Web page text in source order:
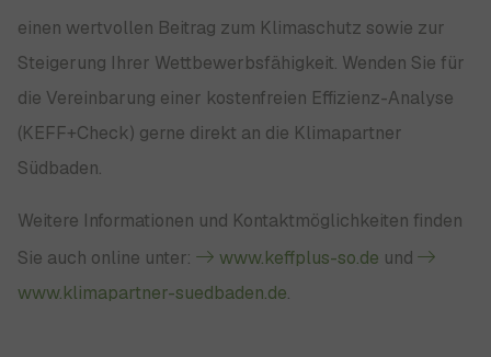
einen wertvollen Beitrag zum Klimaschutz sowie zur
Steigerung Ihrer Wettbewerbsfähigkeit. Wenden Sie für
die Vereinbarung einer kostenfreien Effizienz-Analyse
(KEFF+Check) gerne direkt an die Klimapartner
Südbaden.
Weitere Informationen und Kontaktmöglichkeiten finden
Sie auch online unter:
www.keffplus-so.de und
www.klimapartner-suedbaden.de.